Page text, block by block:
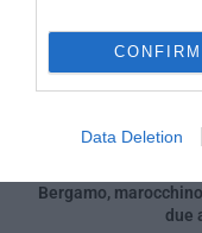
CONFIRM
Data Deletion
Bergamo,
due